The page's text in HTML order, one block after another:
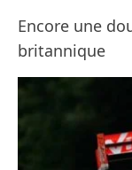
Encore une
britannique